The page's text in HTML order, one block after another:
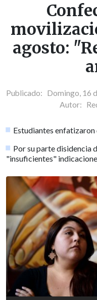
agosto:
Publicado: Domingo, 16
Autor:
Estudiantes enfatizaron
Por su parte disidencia
"insuficientes"